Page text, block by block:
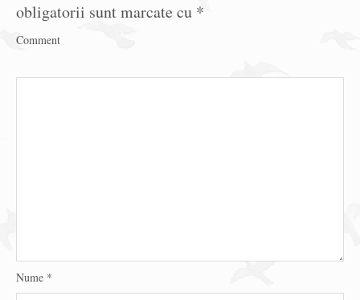
obligatorii sunt marcate cu *
Comment
Nume *